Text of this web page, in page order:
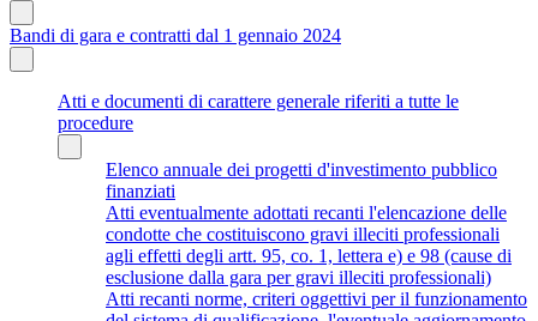
Bandi di gara e contratti dal 1 gennaio 2024
Atti e documenti di carattere generale riferiti a tutte le
procedure
Elenco annuale dei progetti d'investimento pubblico
finanziati
Atti eventualmente adottati recanti l'elencazione delle
condotte che costituiscono gravi illeciti professionali
agli effetti degli artt. 95, co. 1, lettera e) e 98 (cause di
esclusione dalla gara per gravi illeciti professionali)
Atti recanti norme, criteri oggettivi per il funzionamento